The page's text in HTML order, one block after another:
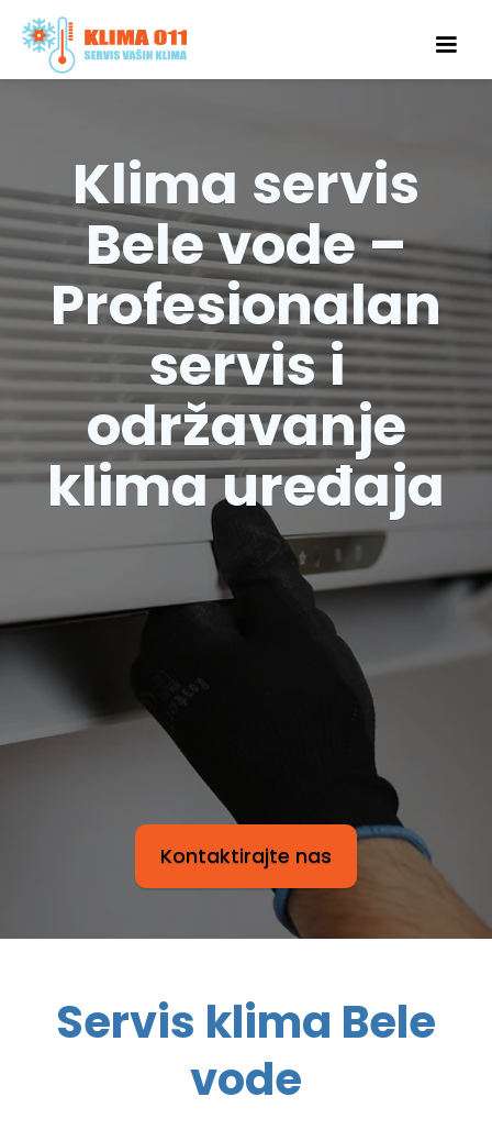
Klima servis
Bele vode –
Profesionalan
servis i
održavanje
klima uređaja
Kontaktirajte nas
Servis klima Bele
vode